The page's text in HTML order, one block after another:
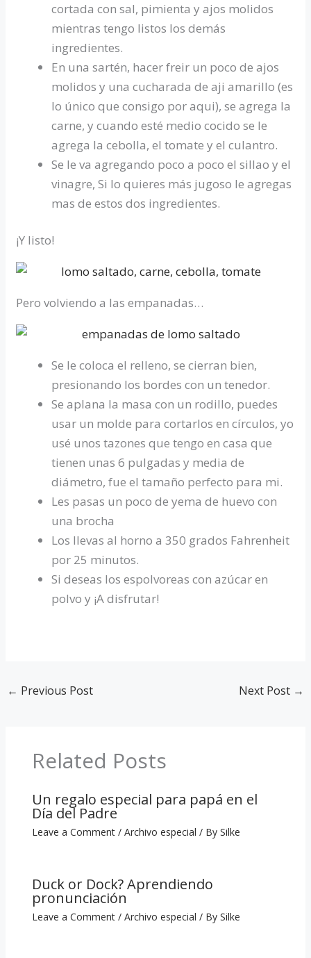
cortada con sal, pimienta y ajos molidos
mientras tengo listos los demás
ingredientes.
En una sartén, hacer freir un poco de ajos
molidos y una cucharada de aji amarillo (es
lo único que consigo por aqui), se agrega la
carne, y cuando esté medio cocido se le
agrega la cebolla, el tomate y el culantro.
Se le va agregando poco a poco el sillao y el
vinagre, Si lo quieres más jugoso le agregas
mas de estos dos ingredientes.
¡Y listo!
Pero volviendo a las empanadas…
Se le coloca el relleno, se cierran bien,
presionando los bordes con un tenedor.
Se aplana la masa con un rodillo, puedes
usar un molde para cortarlos en círculos, yo
usé unos tazones que tengo en casa que
tienen unas 6 pulgadas y media de
diámetro, fue el tamaño perfecto para mi.
Les pasas un poco de yema de huevo con
una brocha
Los llevas al horno a 350 grados Fahrenheit
por 25 minutos.
Si deseas los espolvoreas con azúcar en
polvo y ¡A disfrutar!
← Previous Post Next Post →
Related Posts
Un regalo especial para papá en el
Día del Padre
Leave a Comment / Archivo especial / By Silke
Duck or Dock? Aprendiendo
pronunciación
Leave a Comment / Archivo especial / By Silke